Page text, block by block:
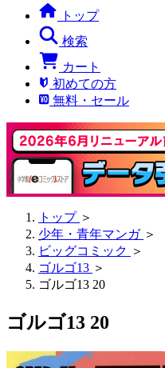
トップ
検索
カート
初めての方
無料・セール
トップ ＞
少年・青年マンガ ＞
ビッグコミック ＞
ゴルゴ13 ＞
ゴルゴ13 20
ゴルゴ13 20